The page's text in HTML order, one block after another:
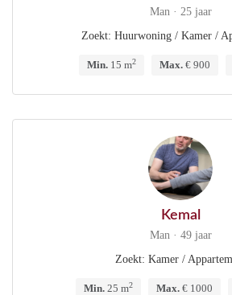
Man · 25 jaar
Zoekt: Huurwoning / Kamer /
Min.15 m2 Max.€ 900
Kemal
Man · 49 jaar
Zoekt: Kamer /
Min. 25 m2 Max. € 1000